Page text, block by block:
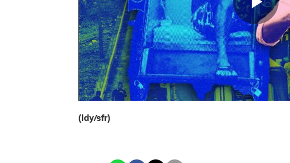
(ldy/sfr)